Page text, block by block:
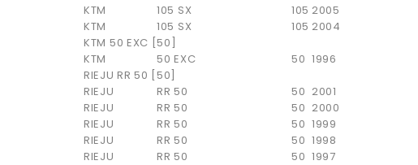
KTM
105 SX 105 2005
KTM
105 SX 105 2004
KTM 50 EXC [50]
KTM
50 EXC 50 1996
RIEJU RR 50 [50]
RIEJU
RR 50 50 2001
RIEJU
RR 50 50 2000
RIEJU
RR 50 50 1999
RIEJU
RR 50 50 1998
RIEJU
RR 50 50 1997